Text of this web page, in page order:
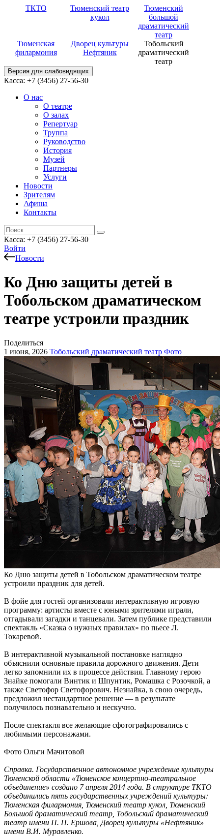
ТКТО
Тюменский театр
кукол
Тюменский
большой
драматический
театр
Тюменская
филармония
Дворец культуры
Нефтяник
Тобольский
драматический
театр
Версия для слабовидящих
Касса: +7 (3456) 27-56-30
О нас
О театре
О залах
Репертуар
Труппа
Руководство
История
Музей
Партнеры
Услуги
Новости
Зрителям
Афиша
Контакты
Касса: +7 (3456) 27-56-30
Войти
Новости
Ко Дню защиты детей в
Тобольском драматическом
театре устроили праздник
Поделиться
1 июня, 2026 Тобольский драматический театр Фото
Ко Дню защиты детей в Тобольском драматическом театре
устроили праздник для детей.
В фойе для гостей организовали интерактивную игровую
программу: артисты вместе с юными зрителями играли,
отгадывали загадки и танцевали. Затем публике представили
спектакль «Сказка о нужных правилах» по пьесе Л.
Токаревой.
В интерактивной музыкальной постановке наглядно
объяснили основные правила дорожного движения. Дети
легко запомнили их в процессе действия. Главному герою
Знайке помогали Винтик и Шпунтик, Ромашка с Розочкой, а
также Светофор Светофорович. Незнайка, в свою очередь,
предложил нестандартное решение — в результате
получилось познавательно и нескучно.
После спектакля все желающие сфотографировались с
любимыми персонажами.
Фото Ольги Мачитовой
Справка. Государственное автономное учреждение культуры
Тюменской области «Тюменское концертно-театральное
объединение» создано 7 апреля 2014 года. В структуре ТКТО
объединились пять государственных учреждений культуры:
Тюменская филармония, Тюменский театр кукол, Тюменский
Большой драматический театр, Тобольский драматический
театр имени П. П. Ершова, Дворец культуры «Нефтяник»
имени В.И. Муравленко.